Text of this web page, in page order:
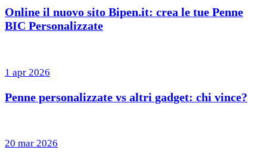
Online il nuovo sito Bipen.it: crea le tue Penne
BIC Personalizzate
1 apr 2026
Penne personalizzate vs altri gadget: chi vince?
20 mar 2026